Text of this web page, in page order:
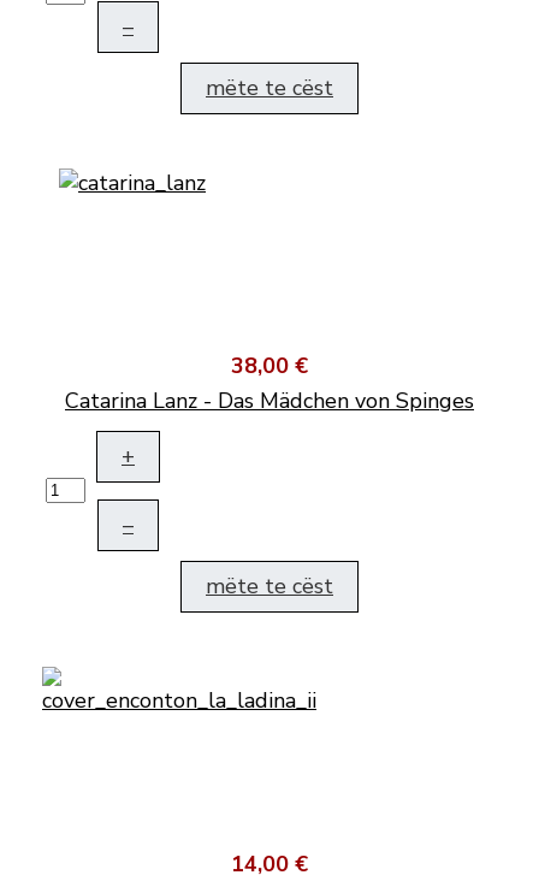
–
mëte te cëst
38,00 €
Catarina Lanz - Das Mädchen von Spinges
+
–
mëte te cëst
14,00 €